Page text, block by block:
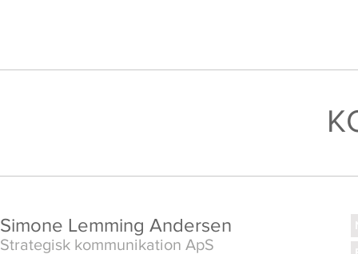
Simone Lemming Andersen
Strategisk kommunikation ApS